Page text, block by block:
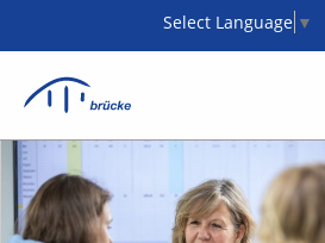
Select Language ▼